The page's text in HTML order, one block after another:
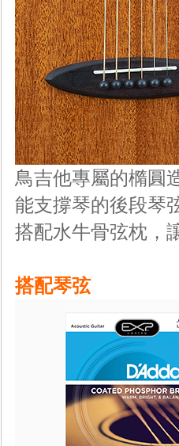
鳥吉他專屬的橢圓
能支撐琴的後段琴
搭配水牛骨弦枕，
搭配琴弦